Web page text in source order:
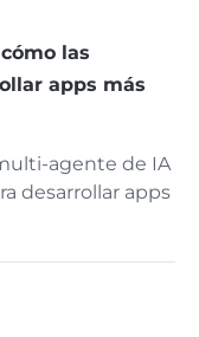
las
apps más
agente de IA
desarrollar apps